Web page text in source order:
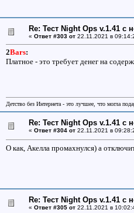
Re: Тест Night Ops v.1.41 с
« Ответ #303 от22.11.2021 в
2Bars:
Платное - это требует денег на
Детство без Интернета - это лучшее, что могла
Re: Тест Night Ops v.1.41 с
« Ответ #304 от22.11.2021 в
О как, Акелла промахнулся) а
Re: Тест Night Ops v.1.41 с
« Ответ #305 от22.11.2021 в